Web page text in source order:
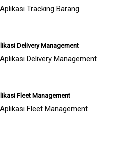
Tracking Barang
Delivery Management
Delivery Management
Fleet Management
Fleet Management